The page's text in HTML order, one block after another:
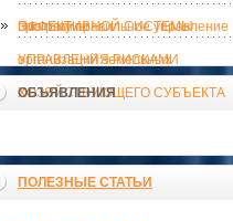
ЭФФЕКТИВНОЙ СИСТЕМЫ
УПРАВЛЕНИЯ РИСКАМИ
ХОЗЯЙСТВУЮЩЕГО СУБЪЕКТА
программы
Поэтому правильное управление
организаций земельных
ОБЪЯВЛЕНИЯ
ПОЛЕЗНЫЕ СТАТЬИ